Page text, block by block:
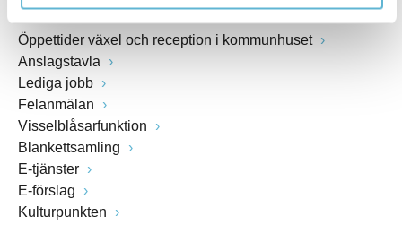
Öppettider växel och reception i kommunhuset
Anslagstavla
Lediga jobb
Felanmälan
Visselblåsarfunktion
Blankettsamling
E-tjänster
E-förslag
Kulturpunkten